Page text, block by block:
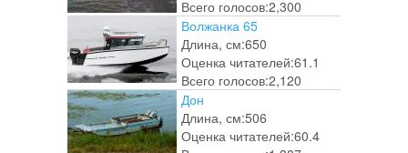
Всего голосов:2,300
Волжанка 65
Длина, см:650
Оценка читателей:61.1
Всего голосов:2,120
Дон
Длина, см:506
Оценка читателей:60.4